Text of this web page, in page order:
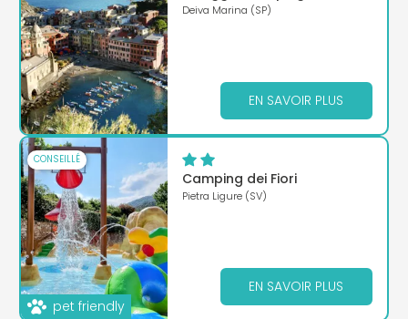
Deiva Marina (SP)
EN SAVOIR PLUS
CONSEILLÉ
pet friendly
Camping dei Fiori
Pietra Ligure (SV)
EN SAVOIR PLUS